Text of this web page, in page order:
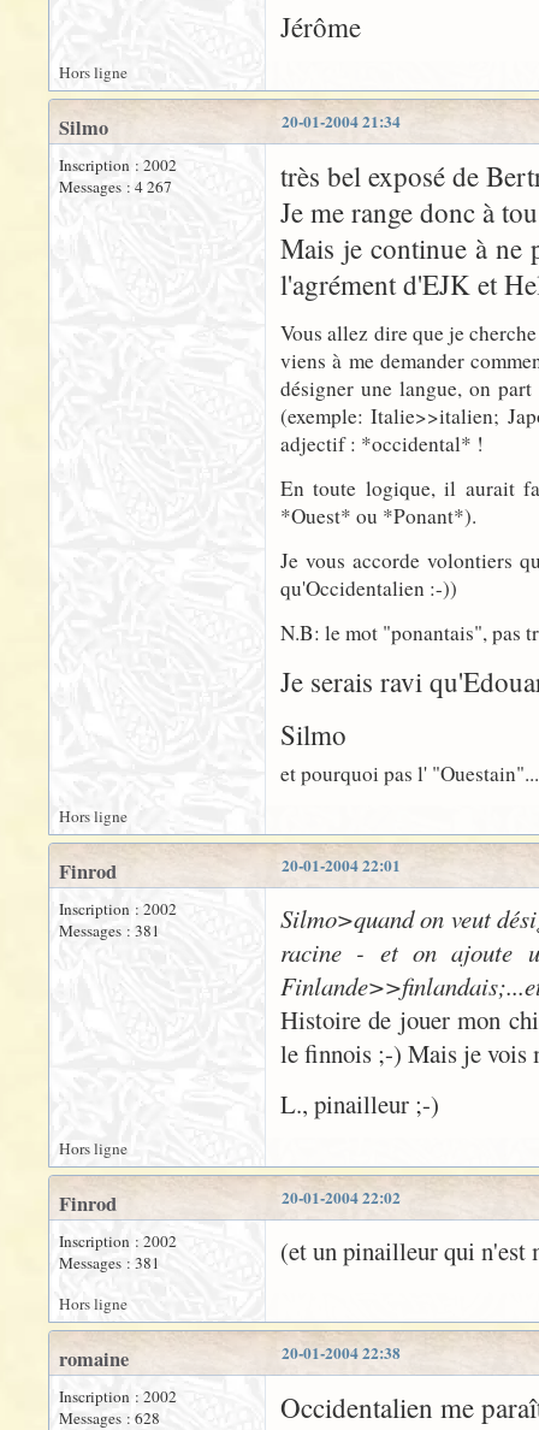
Jérôme
Hors ligne
20-01-2004 21:34
Silmo
Inscription : 2002
Messages : 4 267
très bel exposé de
Je me range donc à
Mais je continue à ne
l'agrément d'EJK et
Vous allez dire que je
viens à me demander
désigner une langue, on
(exemple: Italie>>italien;
adjectif : *occidental* !
En toute logique, il aurait
*Ouest* ou *Ponant*).
Je vous accorde volontiers
qu'Occidentalien :-))
N.B: le mot "ponantais", pas
Je serais ravi
Silmo
et pourquoi pas l'
Hors ligne
20-01-2004 22:01
Finrod
Inscription : 2002
Messages : 381
Silmo>quand on veut
racine - et on ajoute
Histoire de jouer mon
le finnois ;-) Mais je vois
L., pinailleur ;-)
Hors ligne
20-01-2004 22:02
Finrod
Inscription : 2002
Messages : 381
(et un pinailleur qui n'est
Hors ligne
20-01-2004 22:38
romaine
Inscription : 2002
Messages : 628
Occidentalien me